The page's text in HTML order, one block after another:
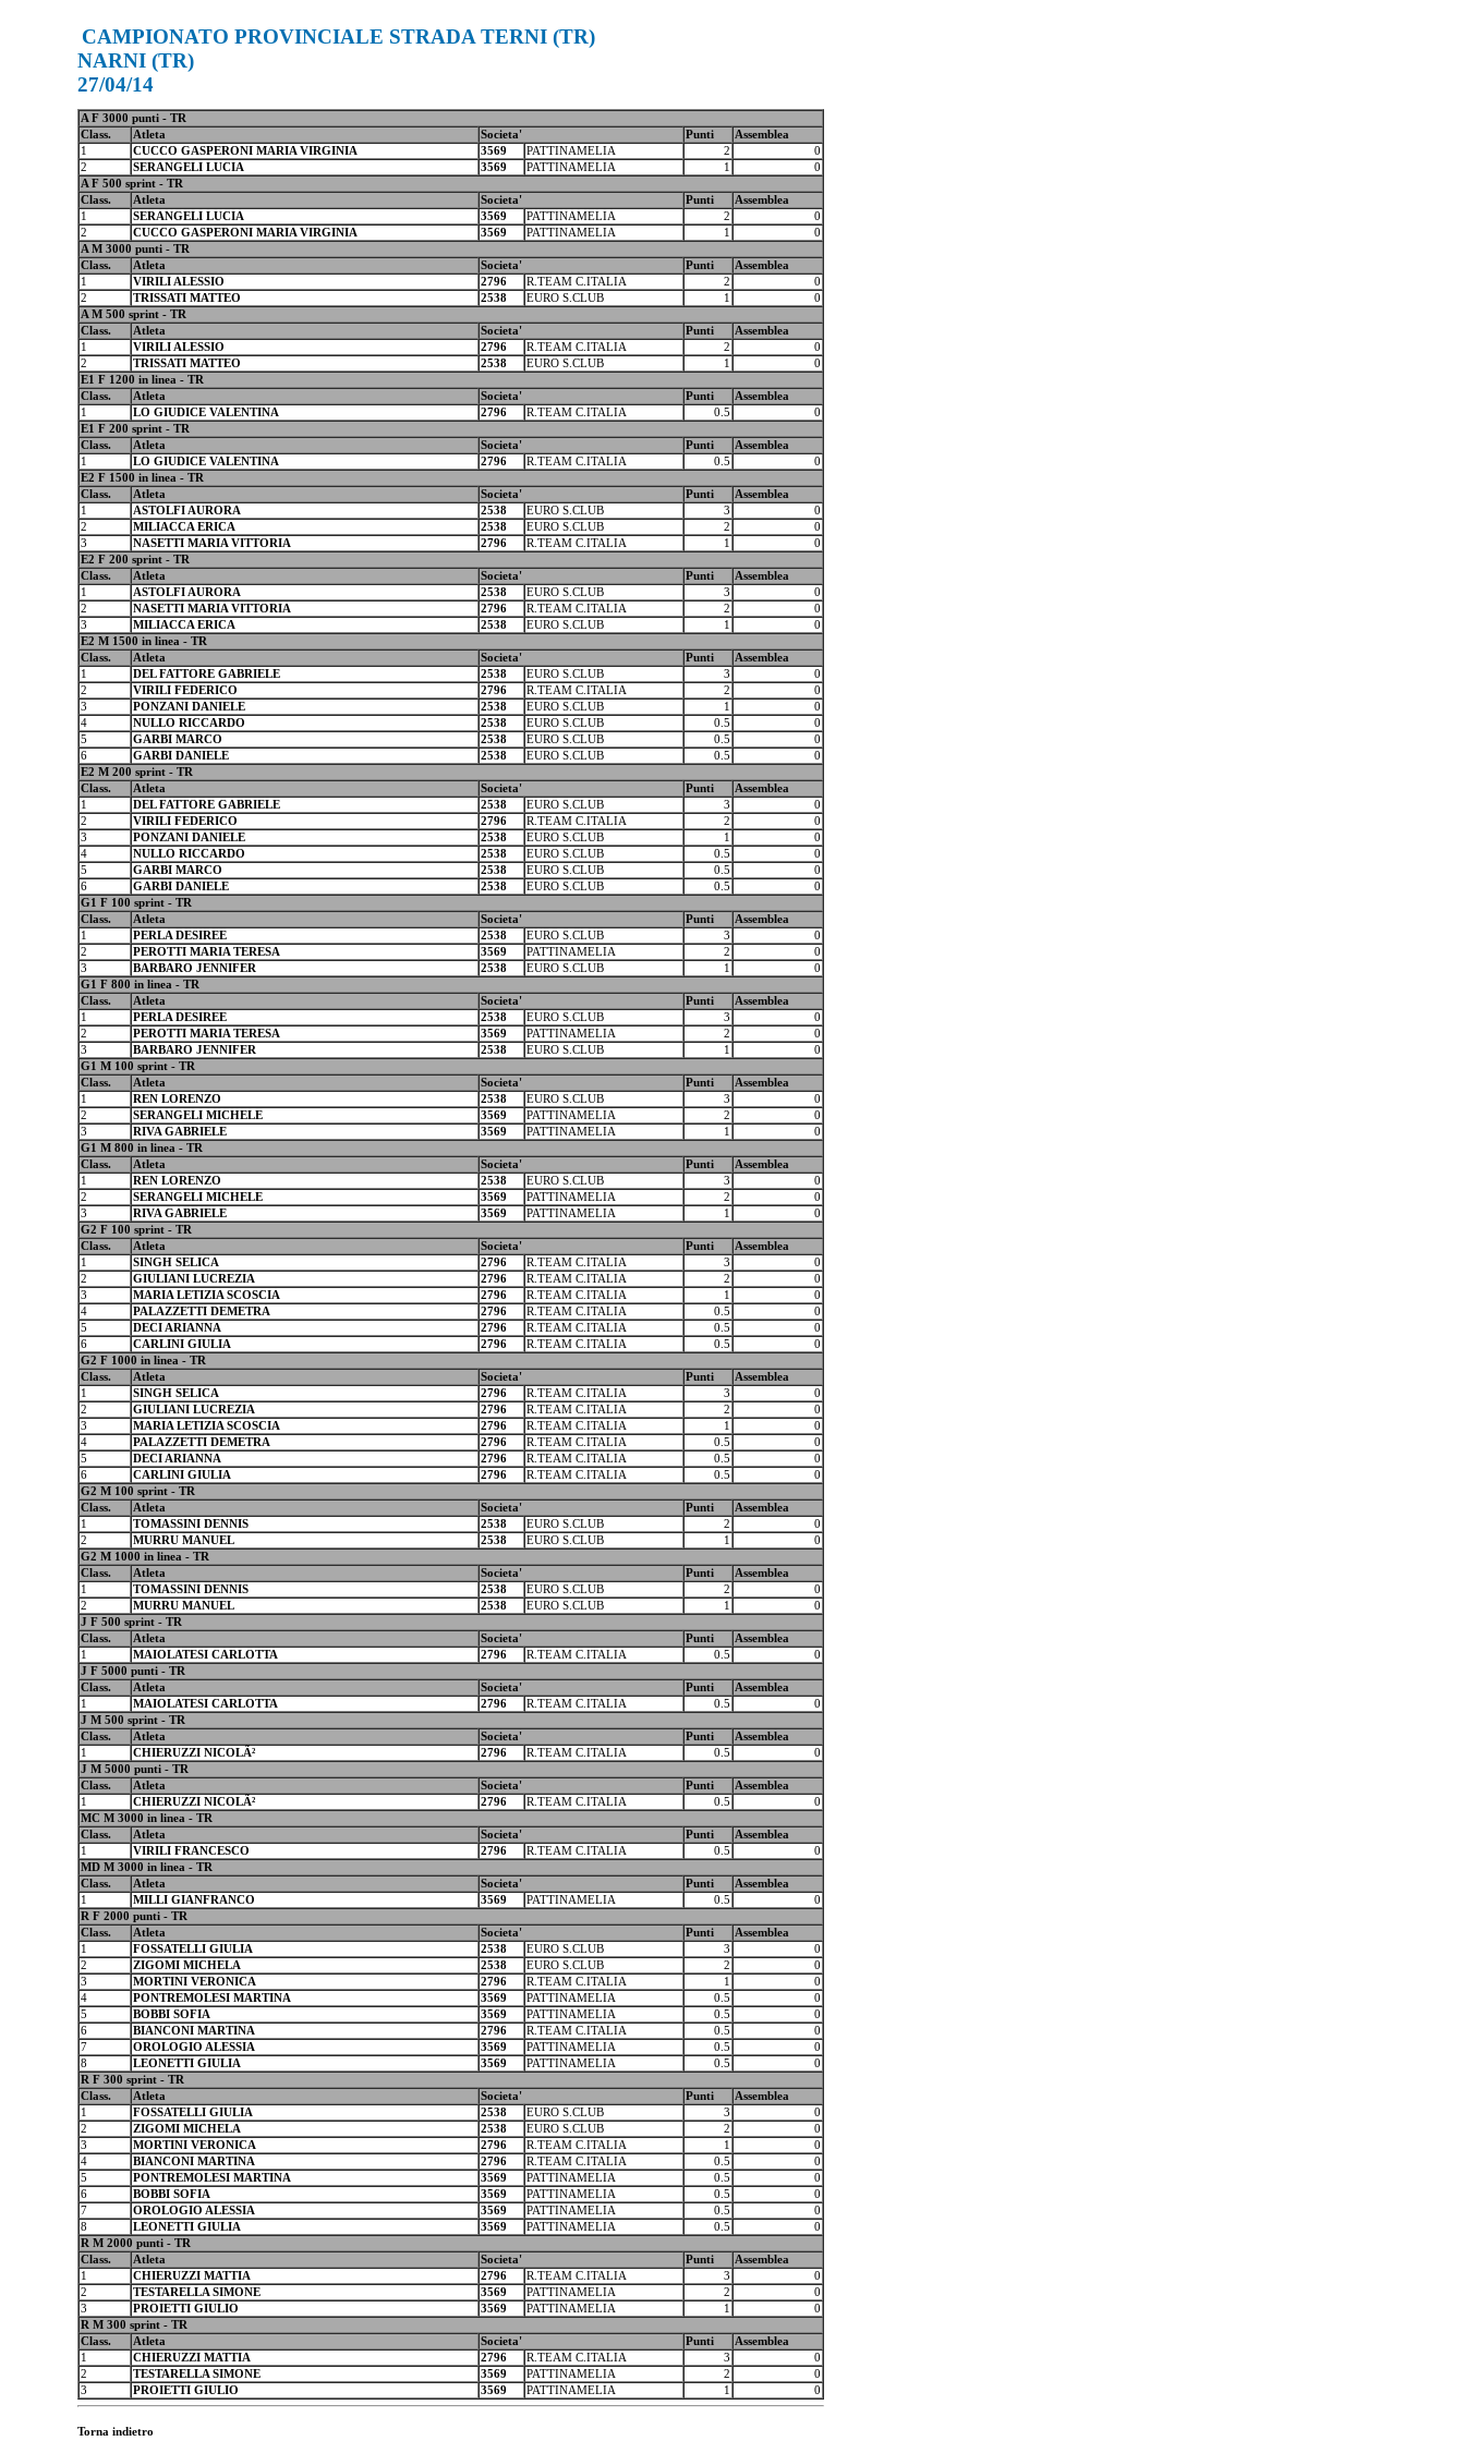
CAMPIONATO PROVINCIALE STRADA TERNI (TR)
NARNI (TR)
27/04/14
A F 3000 punti - TR
Class.
Atleta Societa' Punti
Assemblea
1
CUCCO GASPERONI MARIA VIRGINIA 3569 PATTINAMELIA 2
0
2
SERANGELI LUCIA 3569 PATTINAMELIA 1
0
A F 500 sprint - TR
Class.
Atleta Societa' Punti
Assemblea
1
SERANGELI LUCIA 3569 PATTINAMELIA 2
0
2
CUCCO GASPERONI MARIA VIRGINIA 3569 PATTINAMELIA 1
0
A M 3000 punti - TR
Class.
Atleta Societa' Punti
Assemblea
1
VIRILI ALESSIO 2796 R.TEAM C.ITALIA 2
0
2
TRISSATI MATTEO 2538 EURO S.CLUB 1
0
A M 500 sprint - TR
Class.
Atleta Societa' Punti
Assemblea
1
VIRILI ALESSIO 2796 R.TEAM C.ITALIA 2
0
2
TRISSATI MATTEO 2538 EURO S.CLUB 1
0
E1 F 1200 in linea - TR
Class.
Atleta Societa' Punti
Assemblea
1
LO GIUDICE VALENTINA 2796 R.TEAM C.ITALIA 0.5
0
E1 F 200 sprint - TR
Class.
Atleta Societa' Punti
Assemblea
1
LO GIUDICE VALENTINA 2796 R.TEAM C.ITALIA 0.5
0
E2 F 1500 in linea - TR
Class.
Atleta Societa' Punti
Assemblea
1
ASTOLFI AURORA 2538 EURO S.CLUB 3
0
2
MILIACCA ERICA 2538 EURO S.CLUB 2
0
3
NASETTI MARIA VITTORIA 2796 R.TEAM C.ITALIA 1
0
E2 F 200 sprint - TR
Class.
Atleta Societa' Punti
Assemblea
1
ASTOLFI AURORA 2538 EURO S.CLUB 3
0
2
NASETTI MARIA VITTORIA 2796 R.TEAM C.ITALIA 2
0
3
MILIACCA ERICA 2538 EURO S.CLUB 1
0
E2 M 1500 in linea - TR
Class.
Atleta Societa' Punti
Assemblea
1
DEL FATTORE GABRIELE 2538 EURO S.CLUB 3
0
2
VIRILI FEDERICO 2796 R.TEAM C.ITALIA 2
0
3
PONZANI DANIELE 2538 EURO S.CLUB 1
0
4
NULLO RICCARDO 2538 EURO S.CLUB 0.5
0
5
GARBI MARCO 2538 EURO S.CLUB 0.5
0
6
GARBI DANIELE 2538 EURO S.CLUB 0.5
0
E2 M 200 sprint - TR
Class.
Atleta Societa' Punti
Assemblea
1
DEL FATTORE GABRIELE 2538 EURO S.CLUB 3
0
2
VIRILI FEDERICO 2796 R.TEAM C.ITALIA 2
0
3
PONZANI DANIELE 2538 EURO S.CLUB 1
0
4
NULLO RICCARDO 2538 EURO S.CLUB 0.5
0
5
GARBI MARCO 2538 EURO S.CLUB 0.5
0
6
GARBI DANIELE 2538 EURO S.CLUB 0.5
0
G1 F 100 sprint - TR
Class.
Atleta Societa' Punti
Assemblea
1
PERLA DESIREE 2538 EURO S.CLUB 3
0
2
PEROTTI MARIA TERESA 3569 PATTINAMELIA 2
0
3
BARBARO JENNIFER 2538 EURO S.CLUB 1
0
G1 F 800 in linea - TR
Class.
Atleta Societa' Punti
Assemblea
1
PERLA DESIREE 2538 EURO S.CLUB 3
0
2
PEROTTI MARIA TERESA 3569 PATTINAMELIA 2
0
3
BARBARO JENNIFER 2538 EURO S.CLUB 1
0
G1 M 100 sprint - TR
Class.
Atleta Societa' Punti
Assemblea
1
REN LORENZO 2538 EURO S.CLUB 3
0
2
SERANGELI MICHELE 3569 PATTINAMELIA 2
0
3
RIVA GABRIELE 3569 PATTINAMELIA 1
0
G1 M 800 in linea - TR
Class.
Atleta Societa' Punti
Assemblea
1
REN LORENZO 2538 EURO S.CLUB 3
0
2
SERANGELI MICHELE 3569 PATTINAMELIA 2
0
3
RIVA GABRIELE 3569 PATTINAMELIA 1
0
G2 F 100 sprint - TR
Class.
Atleta Societa' Punti
Assemblea
1
SINGH SELICA 2796 R.TEAM C.ITALIA 3
0
2
GIULIANI LUCREZIA 2796 R.TEAM C.ITALIA 2
0
3
MARIA LETIZIA SCOSCIA 2796 R.TEAM C.ITALIA 1
0
4
PALAZZETTI DEMETRA 2796 R.TEAM C.ITALIA 0.5
0
5
DECI ARIANNA 2796 R.TEAM C.ITALIA 0.5
0
6
CARLINI GIULIA 2796 R.TEAM C.ITALIA 0.5
0
G2 F 1000 in linea - TR
Class.
Atleta Societa' Punti
Assemblea
1
SINGH SELICA 2796 R.TEAM C.ITALIA 3
0
2
GIULIANI LUCREZIA 2796 R.TEAM C.ITALIA 2
0
3
MARIA LETIZIA SCOSCIA 2796 R.TEAM C.ITALIA 1
0
4
PALAZZETTI DEMETRA 2796 R.TEAM C.ITALIA 0.5
0
5
DECI ARIANNA 2796 R.TEAM C.ITALIA 0.5
0
6
CARLINI GIULIA 2796 R.TEAM C.ITALIA 0.5
0
G2 M 100 sprint - TR
Class.
Atleta Societa' Punti
Assemblea
1
TOMASSINI DENNIS 2538 EURO S.CLUB 2
0
2
MURRU MANUEL 2538 EURO S.CLUB 1
0
G2 M 1000 in linea - TR
Class.
Atleta Societa' Punti
Assemblea
1
TOMASSINI DENNIS 2538 EURO S.CLUB 2
0
2
MURRU MANUEL 2538 EURO S.CLUB 1
0
J F 500 sprint - TR
Class.
Atleta Societa' Punti
Assemblea
1
MAIOLATESI CARLOTTA 2796 R.TEAM C.ITALIA 0.5
0
J F 5000 punti - TR
Class.
Atleta Societa' Punti
Assemblea
1
MAIOLATESI CARLOTTA 2796 R.TEAM C.ITALIA 0.5
0
J M 500 sprint - TR
Class.
Atleta Societa' Punti
Assemblea
1
CHIERUZZI NICOLÃ² 2796 R.TEAM C.ITALIA 0.5
0
J M 5000 punti - TR
Class.
Atleta Societa' Punti
Assemblea
1
CHIERUZZI NICOLÃ² 2796 R.TEAM C.ITALIA 0.5
0
MC M 3000 in linea - TR
Class.
Atleta Societa' Punti
Assemblea
1
VIRILI FRANCESCO 2796 R.TEAM C.ITALIA 0.5
0
MD M 3000 in linea - TR
Class.
Atleta Societa' Punti
Assemblea
1
MILLI GIANFRANCO 3569 PATTINAMELIA 0.5
0
R F 2000 punti - TR
Class.
Atleta Societa' Punti
Assemblea
1
FOSSATELLI GIULIA 2538 EURO S.CLUB 3
0
2
ZIGOMI MICHELA 2538 EURO S.CLUB 2
0
3
MORTINI VERONICA 2796 R.TEAM C.ITALIA 1
0
4
PONTREMOLESI MARTINA 3569 PATTINAMELIA 0.5
0
5
BOBBI SOFIA 3569 PATTINAMELIA 0.5
0
6
BIANCONI MARTINA 2796 R.TEAM C.ITALIA 0.5
0
7
OROLOGIO ALESSIA 3569 PATTINAMELIA 0.5
0
8
LEONETTI GIULIA 3569 PATTINAMELIA 0.5
0
R F 300 sprint - TR
Class.
Atleta Societa' Punti
Assemblea
1
FOSSATELLI GIULIA 2538 EURO S.CLUB 3
0
2
ZIGOMI MICHELA 2538 EURO S.CLUB 2
0
3
MORTINI VERONICA 2796 R.TEAM C.ITALIA 1
0
4
BIANCONI MARTINA 2796 R.TEAM C.ITALIA 0.5
0
5
PONTREMOLESI MARTINA 3569 PATTINAMELIA 0.5
0
6
BOBBI SOFIA 3569 PATTINAMELIA 0.5
0
7
OROLOGIO ALESSIA 3569 PATTINAMELIA 0.5
0
8
LEONETTI GIULIA 3569 PATTINAMELIA 0.5
0
R M 2000 punti - TR
Class.
Atleta Societa' Punti
Assemblea
1
CHIERUZZI MATTIA 2796 R.TEAM C.ITALIA 3
0
2
TESTARELLA SIMONE 3569 PATTINAMELIA 2
0
3
PROIETTI GIULIO 3569 PATTINAMELIA 1
0
R M 300 sprint - TR
Class.
Atleta Societa' Punti
Assemblea
1
CHIERUZZI MATTIA 2796 R.TEAM C.ITALIA 3
0
2
TESTARELLA SIMONE 3569 PATTINAMELIA 2
0
3
PROIETTI GIULIO 3569 PATTINAMELIA 1 0
Torna indietro